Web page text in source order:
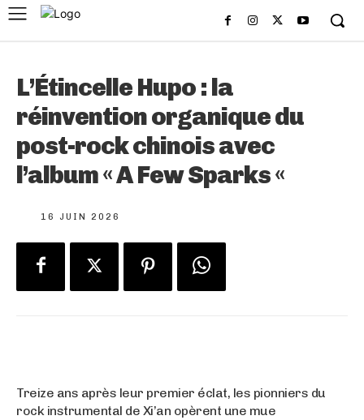
L’Étincelle Hupo : la
réinvention organique du
post-rock chinois avec
l’album « A Few Sparks «
16 JUIN 2026
Treize ans après leur premier éclat, les pionniers du
rock instrumental de Xi’an opèrent une mue